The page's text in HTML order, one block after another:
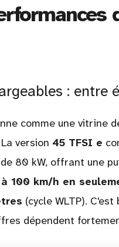
: entre
comme une vitrine
version 45 TFSI e
80 kW, offrant une
100 km/h en
(cycle WLTP).
dépendent